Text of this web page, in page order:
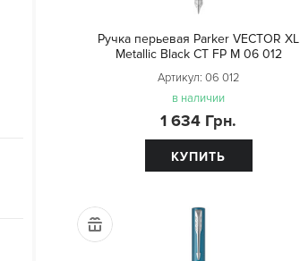
Ручка перьевая Parker VECTOR XL
Metallic Black CT FP M 06 012
Артикул: 06 012
в наличии
1 634 Грн.
КУПИТЬ